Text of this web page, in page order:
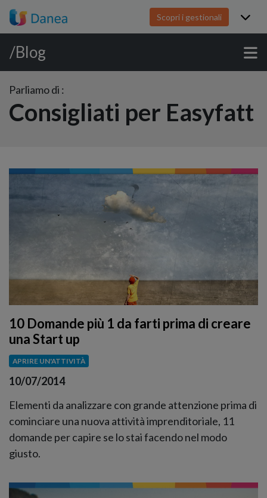
Scopri i gestionali
/Blog
Parliamo di :
Consigliati per Easyfatt
10 Domande più 1 da farti prima di creare
una Start up
APRIRE UN'ATTIVITÀ
10/07/2014
Elementi da analizzare con grande attenzione prima di
cominciare una nuova attività imprenditoriale, 11
domande per capire se lo stai facendo nel modo
giusto.